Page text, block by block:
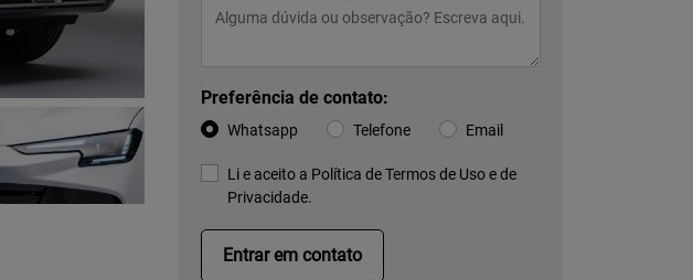
Preferência de contato:
Whatsapp Telefone Email
Li e aceito a Política de Termos de Uso e de
Privacidade.
Entrar em contato